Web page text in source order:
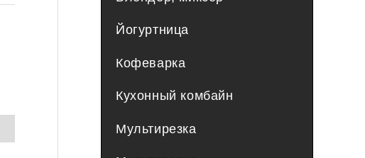
Йогуртница
Кофеварка
Кухонный комбайн
Мультирезка